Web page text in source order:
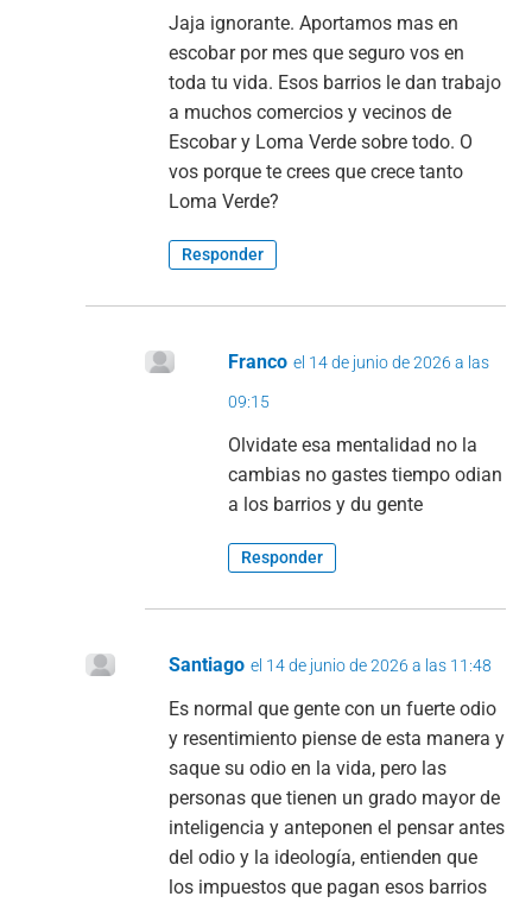
Jaja ignorante. Aportamos mas en
escobar por mes que seguro vos en
toda tu vida. Esos barrios le dan trabajo
a muchos comercios y vecinos de
Escobar y Loma Verde sobre todo. O
vos porque te crees que crece tanto
Loma Verde?
Responder
Franco el 14 de junio de 2026 a las
09:15
Olvidate esa mentalidad no la
cambias no gastes tiempo odian
a los barrios y du gente
Responder
Santiago el 14 de junio de 2026 a las 11:48
Es normal que gente con un fuerte odio
y resentimiento piense de esta manera y
saque su odio en la vida, pero las
personas que tienen un grado mayor de
inteligencia y anteponen el pensar antes
del odio y la ideología, entienden que
los impuestos que pagan esos barrios